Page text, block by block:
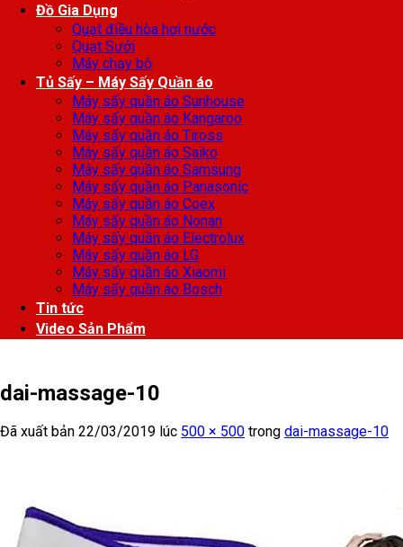
Đồ Gia Dụng
Quạt điều hòa hơi nước
Quạt Sưởi
Máy chạy bộ
Tủ Sấy – Máy Sấy Quần áo
Máy sấy quần áo Sunhouse
Máy sấy quần áo Kangaroo
Máy sấy quần áo Tiross
Máy sấy quần áo Saiko
Máy sấy quần áo Samsung
Máy sấy quần áo Panasonic
Máy sấy quần áo Coex
Máy sấy quần áo Nonan
Máy sấy quần áo Electrolux
Máy sấy quần áo LG
Máy sấy quần áo Xiaomi
Máy sấy quần áo Bosch
Tin tức
Video Sản Phẩm
dai-massage-10
Đã xuất bản 22/03/2019 lúc 500 × 500 trong dai-massage-10